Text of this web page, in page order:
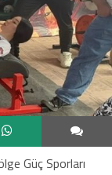
Güç Sporları